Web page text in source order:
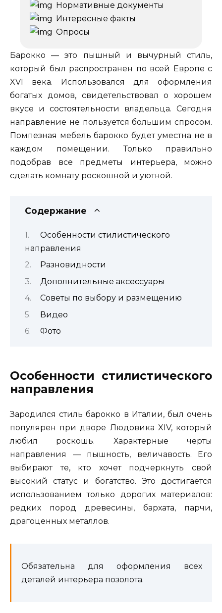
Нормативные документы
Интересные факты
Опросы
Барокко — это пышный и вычурный стиль,
который был распространен по всей Европе с
XVI века. Использовался для оформления
богатых домов, свидетельствовал о хорошем
вкусе и состоятельности владельца. Сегодня
направление не пользуется большим спросом.
Помпезная мебель барокко будет уместна не в
каждом помещении. Только правильно
подобрав все предметы интерьера, можно
сделать комнату роскошной и уютной.
Содержание
Особенности стилистического
направления
Разновидности
Дополнительные аксессуары
Советы по выбору и размещению
Видео
Фото
Особенности стилистического
направления
Зародился стиль барокко в Италии, был очень
популярен при дворе Людовика XIV, который
любил роскошь. Характерные черты
направления — пышность, величавость. Его
выбирают те, кто хочет подчеркнуть свой
высокий статус и богатство. Это достигается
использованием только дорогих материалов:
редких пород древесины, бархата, парчи,
драгоценных металлов.
Обязательна для оформления всех
деталей интерьера позолота.